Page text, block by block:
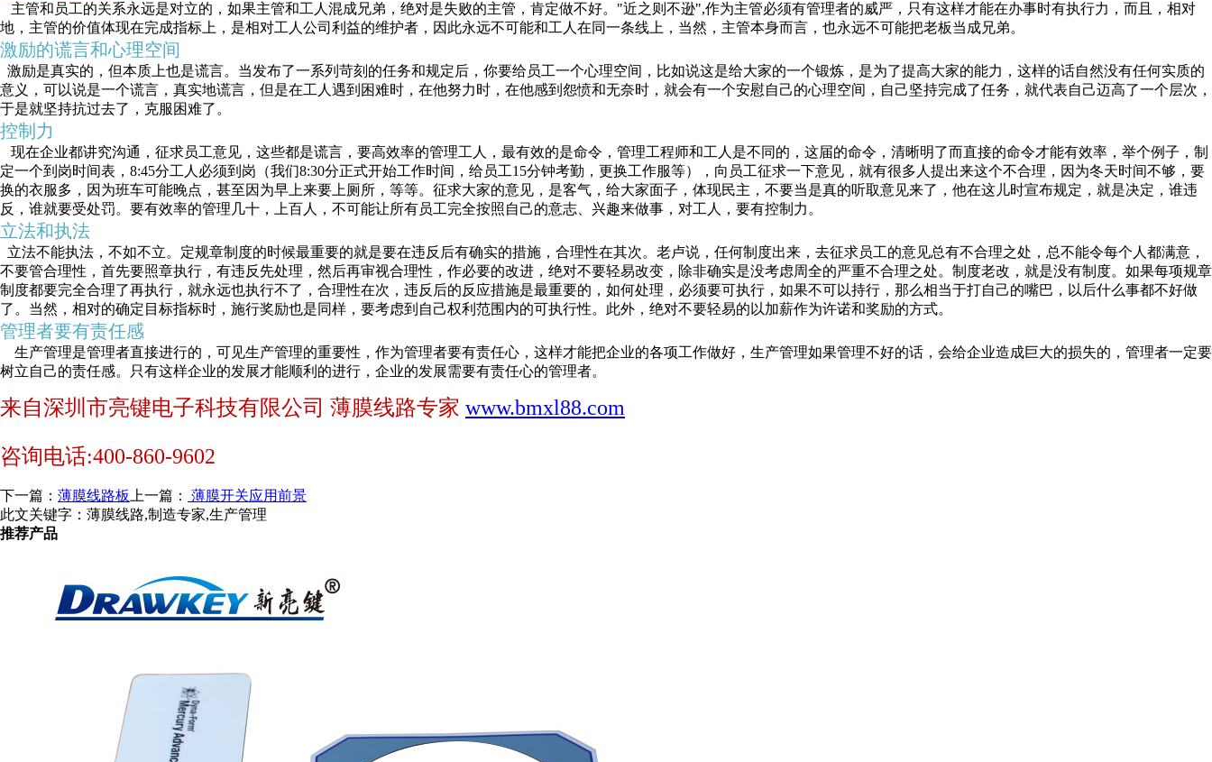
主管和员工的关系永远是对立的，如果主管和工人混成兄弟，绝对是失败的主管，肯定做不好。"近之则不逊",作为主管必须有管理者的威严，只有这样才能在办事时有执行力，而且，相对
地，主管的价值体现在完成指标上，是相对工人公司利益的维护者，因此永远不可能和工人在同一条线上，当然，主管本身而言，也永远不可能把老板当成兄弟。
激励的谎言和心理空间
激励是真实的，但本质上也是谎言。当发布了一系列苛刻的任务和规定后，你要给员工一个心理空间，比如说这是给大家的一个锻炼，是为了提高大家的能力，这样的话自然没有任何实质的
意义，可以说是一个谎言，真实地谎言，但是在工人遇到困难时，在他努力时，在他感到怨愤和无奈时，就会有一个安慰自己的心理空间，自己坚持完成了任务，就代表自己迈高了一个层次，
于是就坚持抗过去了，克服困难了。
控制力
现在企业都讲究沟通，征求员工意见，这些都是谎言，要高效率的管理工人，最有效的是命令，管理工程师和工人是不同的，这届的命令，清晰明了而直接的命令才能有效率，举个例子，制
定一个到岗时间表，8:45分工人必须到岗（我们8:30分正式开始工作时间，给员工15分钟考勤，更换工作服等），向员工征求一下意见，就有很多人提出来这个不合理，因为冬天时间不够，要
换的衣服多，因为班车可能晚点，甚至因为早上来要上厕所，等等。征求大家的意见，是客气，给大家面子，体现民主，不要当是真的听取意见来了，他在这儿时宣布规定，就是决定，谁违
反，谁就要受处罚。要有效率的管理几十，上百人，不可能让所有员工完全按照自己的意志、兴趣来做事，对工人，要有控制力。
立法和执法
立法不能执法，不如不立。定规章制度的时候最重要的就是要在违反后有确实的措施，合理性在其次。老卢说，任何制度出来，去征求员工的意见总有不合理之处，总不能令每个人都满意，
不要管合理性，首先要照章执行，有违反先处理，然后再审视合理性，作必要的改进，绝对不要轻易改变，除非确实是没考虑周全的严重不合理之处。制度老改，就是没有制度。如果每项规章
制度都要完全合理了再执行，就永远也执行不了，合理性在次，违反后的反应措施是最重要的，如何处理，必须要可执行，如果不可以持行，那么相当于打自己的嘴巴，以后什么事都不好做
了。当然，相对的确定目标指标时，施行奖励也是同样，要考虑到自己权利范围内的可执行性。此外，绝对不要轻易的以加薪作为许诺和奖励的方式。
管理者要有责任感
生产管理是管理者直接进行的，可见生产管理的重要性，作为管理者要有责任心，这样才能把企业的各项工作做好，生产管理如果管理不好的话，会给企业造成巨大的损失的，管理者一定要
树立自己的责任感。只有这样企业的发展才能顺利的进行，企业的发展需要有责任心的管理者。
来自深圳市亮键电子科技有限公司 薄膜线路专家 www.bmxl88.com
咨询电话:400-860-9602
下一篇： 薄膜线路板 上一篇：
薄膜开关应用前景
此文关键字： 薄膜线路,制造专家,生产管理
推荐产品